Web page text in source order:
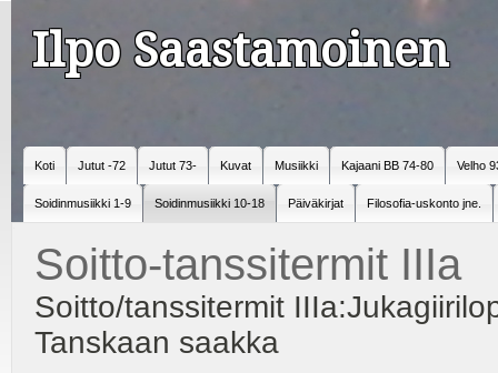
Ilpo Saastamoinen
Koti Jutut -72 Jutut 73- Kuvat Musiikki Kajaani BB 74-80 Velho
Soidinmusiikki 1-9 Soidinmusiikki 10-18 Päiväkirjat Filosofia-uskonto jne.
Soitto-tanssitermit IIIa
Soitto/tanssitermit
Tanskaan saakka